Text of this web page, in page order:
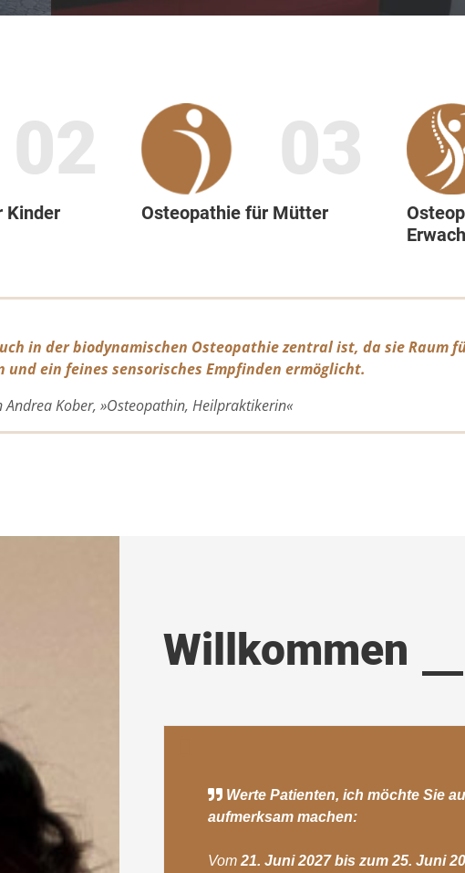
02
Kinder
03
Osteopathie für Mütter
in der biodynamischen Osteopathie zentral ist, da sie Raum
ein feines sensorisches Empfinden ermöglicht.
Andrea Kober, »Osteopathin, Heilpraktikerin«
Willkommen
Werte Patienten, ich möchte Sie
aufmerksam machen:
Vom 21. Juni 2027 bis zum 25. Juni